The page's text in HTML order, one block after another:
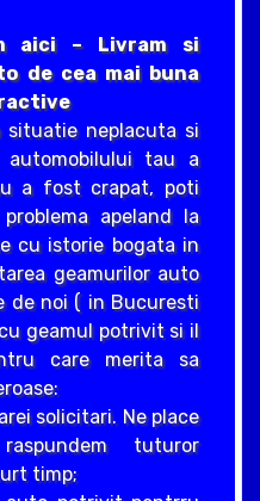
aici – Livram si
de cea mai buna
neplacuta si
tau a
a fost crapat, poti
apeland la
cu istorie bogata in
geamurilor auto
de noi ( in Bucuresti
geamul potrivit si il
care merita sa
solicitari. Ne place
tuturor
timp;